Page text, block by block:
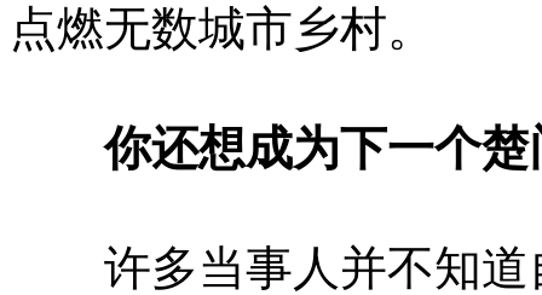
点燃无数城市乡村。
你还想成为下一个楚
许多当事人并不知道